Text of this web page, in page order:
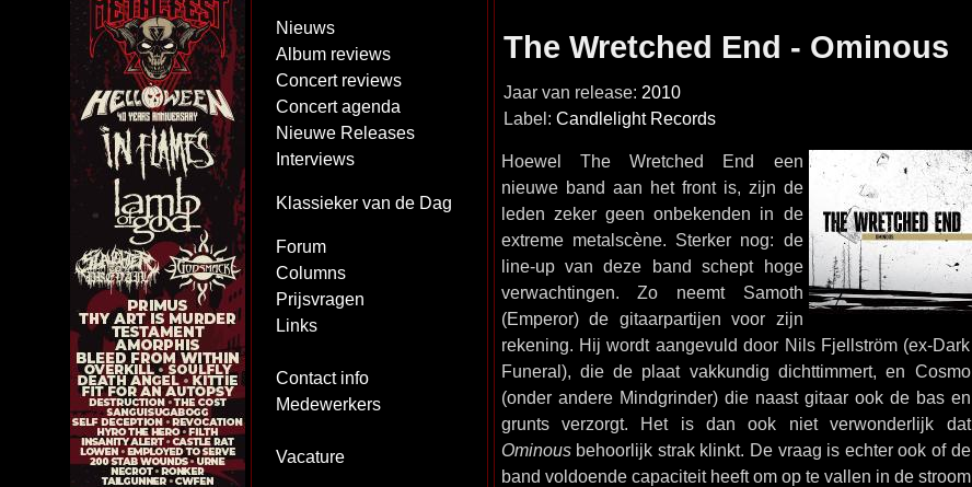
Nieuws
Album reviews
Concert reviews
Concert agenda
Nieuwe Releases
Interviews
Klassieker van de Dag
Forum
Columns
Prijsvragen
Links
Contact info
Medewerkers
Vacature
The Wretched End - Ominous
Jaar van release: 2010
Label: Candlelight Records
Hoewel The Wretched End een
nieuwe band aan het front is, zijn de
leden zeker geen onbekenden in de
extreme metalscène. Sterker nog: de
line-up van deze band schept hoge
verwachtingen. Zo neemt Samoth
(Emperor) de gitaarpartijen voor zijn
rekening. Hij wordt aangevuld door Nils Fjellström (ex-Dark
Funeral), die de plaat vakkundig dichttimmert, en Cosmo
(onder andere Mindgrinder) die naast gitaar ook de bas en
grunts verzorgt. Het is dan ook niet verwonderlijk dat
Ominousbehoorlijk strak klinkt. De vraag is echter ook of de
band voldoende capaciteit heeft om op te vallen in de stroom